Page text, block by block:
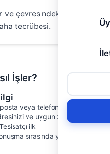
ve çevresindeki
tecrübesi.
İşler?
veya telefon ile
ve uygun zamanı
ilk
sırasında yapar.